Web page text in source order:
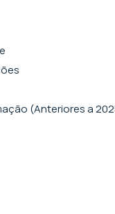
(Anteriores a